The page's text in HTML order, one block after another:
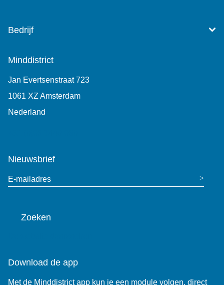
Bedrijf
Minddistrict
Jan Evertsenstraat 723
1061 XZ Amsterdam
Nederland
Nieuwsbrief
E-mailadres
Zoeken
Download de app
Met de Minddistrict app kun je een module volgen, direct